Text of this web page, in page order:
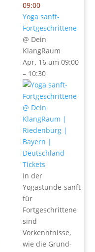
09:00
Yoga sanft-
Fortgeschrittene
@ Dein
KlangRaum
Apr. 16 um 09:00
– 10:30
Tickets
In der
Yogastunde-sanft
für
Fortgeschrittene
sind
Vorkenntnisse,
wie die Grund-